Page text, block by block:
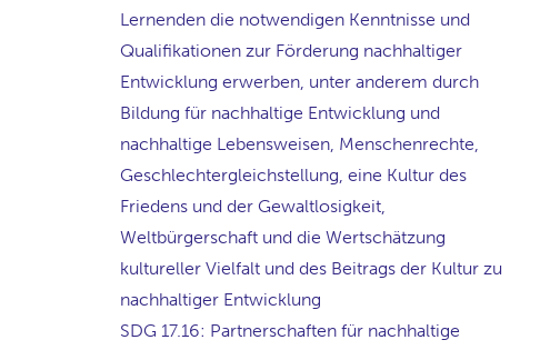
Lernenden die notwendigen Kenntnisse und
Qualifikationen zur Förderung nachhaltiger
Entwicklung erwerben, unter anderem durch
Bildung für nachhaltige Entwicklung und
nachhaltige Lebensweisen, Menschenrechte,
Geschlechtergleichstellung, eine Kultur des
Friedens und der Gewaltlosigkeit,
Weltbürgerschaft und die Wertschätzung
kultureller Vielfalt und des Beitrags der Kultur zu
nachhaltiger Entwicklung
SDG 17.16: Partnerschaften für nachhaltige